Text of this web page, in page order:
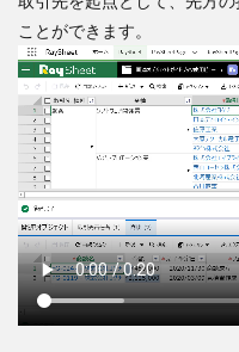
ことができます。